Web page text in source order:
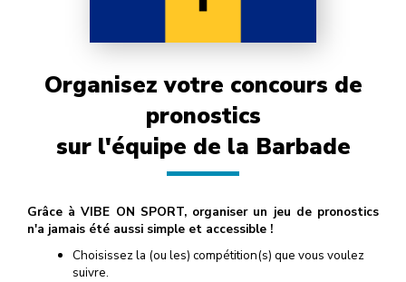
Organisez votre concours de
pronostics
sur l'équipe de la Barbade
Grâce à VIBE ON SPORT, organiser un jeu de pronostics
n'a jamais été aussi simple et accessible !
Choisissez la (ou les) compétition(s) que vous voulez
suivre.